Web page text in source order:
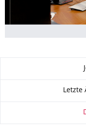
Letzte